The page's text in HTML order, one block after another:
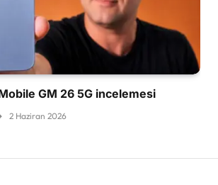
GM 26 5G incelemesi
2 Haziran 2026